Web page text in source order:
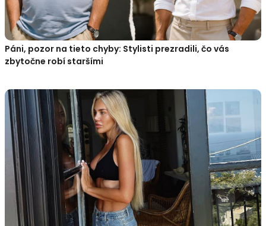
Páni, pozor na tieto chyby: Stylisti prezradili, čo vás
zbytočne robí staršími